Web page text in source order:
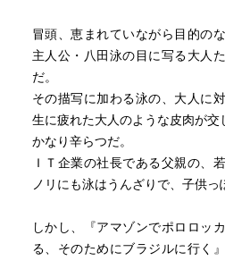
冒頭、恵まれていながら目的の
主人公・八田泳の目に写る大人
だ。
その描写に加わる泳の、大人に
生に疲れた大人のような皮肉が交
かなり辛らつだ。
ＩＴ企業の社長である父親の、
ノリにも泳はうんざりで、子供っ
しかし、『アマゾンでポロロッ
る、そのためにブラジルに行く